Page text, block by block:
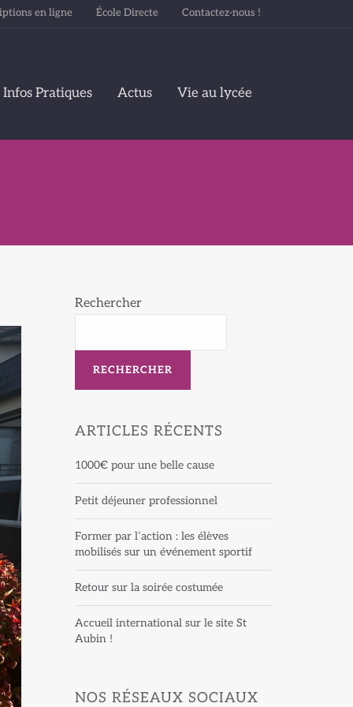
en ligne École Directe Contactez-nous !
Infos Pratiques Actus Vie au lycée
Rechercher
RECHERCHER
ARTICLES RÉCENTS
1000€ pour une belle cause
Petit déjeuner professionnel
Former par l’action : les élèves
mobilisés sur un événement sportif
Retour sur la soirée costumée
Accueil international sur le site St
Aubin !
NOS RÉSEAUX SOCIAUX